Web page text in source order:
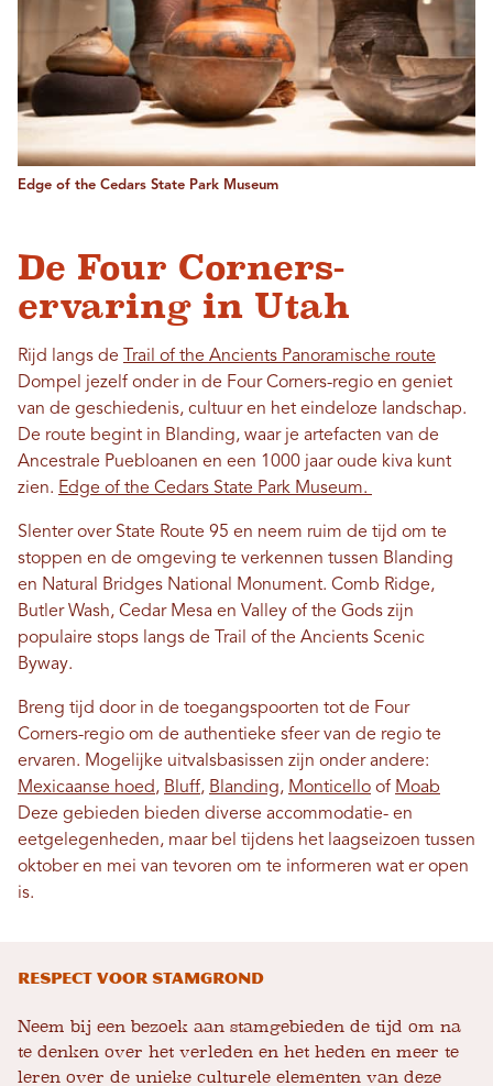
Edge of the Cedars State Park Museum
De Four Corners-
ervaring in Utah
Rijd langs de
Trail of the Ancients Panoramische route
Dompel jezelf onder in de Four Corners-regio en geniet
van de geschiedenis, cultuur en het eindeloze landschap.
De route begint in Blanding, waar je artefacten van de
Ancestrale Puebloanen en een 1000 jaar oude kiva kunt
zien. Edge of the Cedars State Park Museum.
Slenter over State Route 95 en neem ruim de tijd om te
stoppen en de omgeving te verkennen tussen Blanding
en Natural Bridges National Monument. Comb Ridge,
Butler Wash, Cedar Mesa en Valley of the Gods zijn
populaire stops langs de Trail of the Ancients Scenic
Byway.
Breng tijd door in de toegangspoorten tot de Four
Corners-regio om de authentieke sfeer van de regio te
ervaren. Mogelijke uitvalsbasissen zijn onder andere:
Mexicaanse hoed, Bluff, Blanding, Monticello of Moab
Deze gebieden bieden diverse accommodatie- en
eetgelegenheden, maar bel tijdens het laagseizoen tussen
oktober en mei van tevoren om te informeren wat er open
is.
Respect voor stamgrond
Neem bij een bezoek aan stamgebieden de tijd om na
te denken over het verleden en het heden en meer te
leren over de unieke culturele elementen van deze